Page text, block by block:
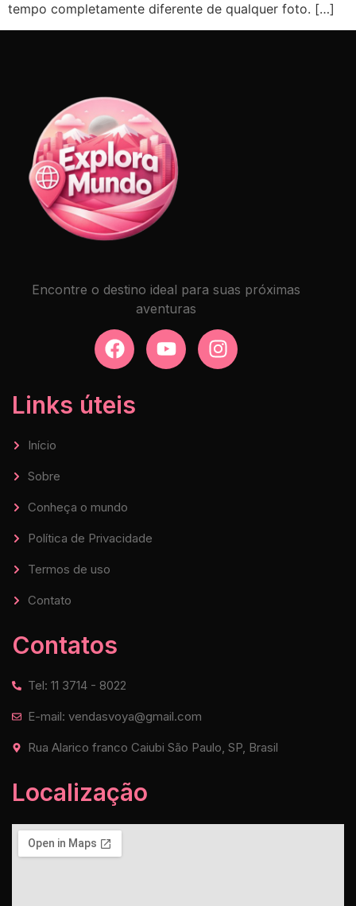
tempo completamente diferente de qualquer foto. […]
Encontre o destino ideal para suas próximas
aventuras
Links úteis
Início
Sobre
Conheça o mundo
Política de Privacidade
Termos de uso
Contato
Contatos
Tel: 11 3714 - 8022
E-mail: vendasvoya@gmail.com
Rua Alarico franco Caiubi São Paulo, SP, Brasil
Localização